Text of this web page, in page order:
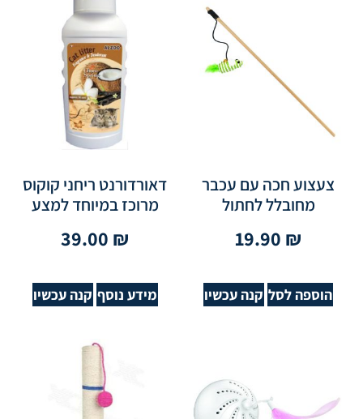
צעצוע חכה עם עכבר
מחובלל לחתול
19.90 ₪
הוספה לסל קנה עכשיו
דאורדורנט ריחני קוקוס
מרוכז במיוחד למצע
39.00 ₪
מידע נוסף קנה עכשיו